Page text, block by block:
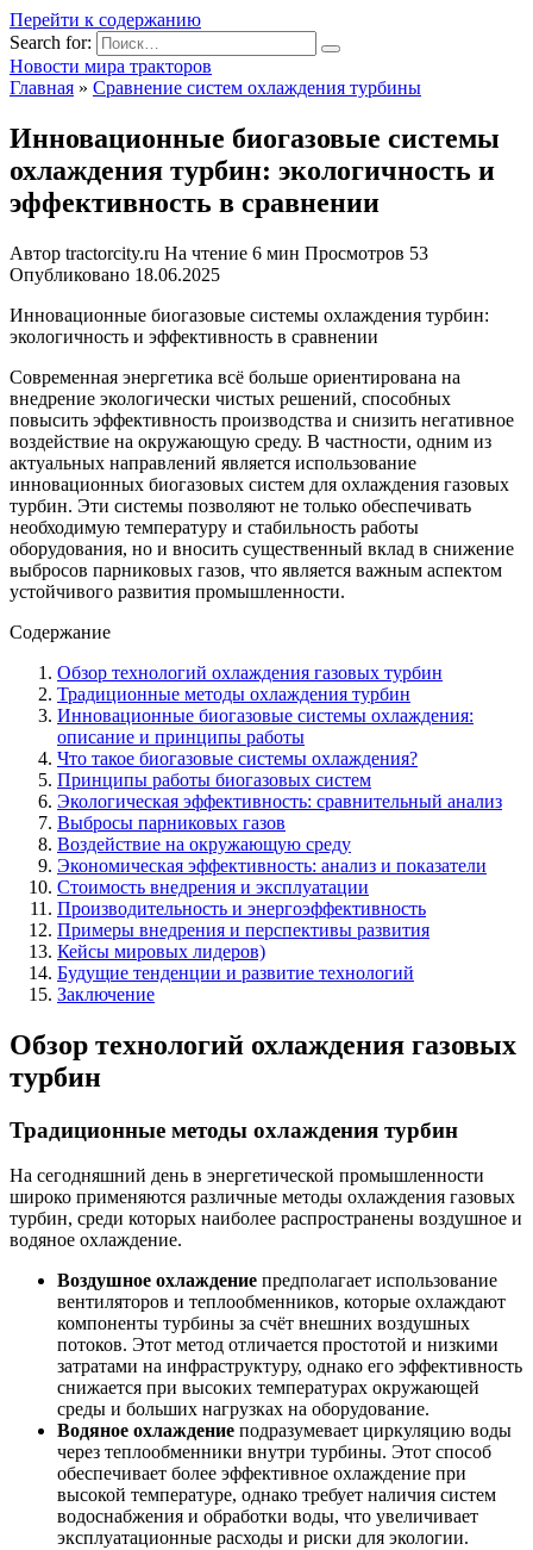
Перейти к содержанию
Search for:
Новости мира тракторов
Главная » Сравнение систем охлаждения турбины
Инновационные биогазовые системы
охлаждения турбин: экологичность и
эффективность в сравнении
Автор tractorcity.ru На чтение 6 мин Просмотров 53
Опубликовано 18.06.2025
Инновационные биогазовые системы охлаждения турбин:
экологичность и эффективность в сравнении
Современная энергетика всё больше ориентирована на
внедрение экологически чистых решений, способных
повысить эффективность производства и снизить негативное
воздействие на окружающую среду. В частности, одним из
актуальных направлений является использование
инновационных биогазовых систем для охлаждения газовых
турбин. Эти системы позволяют не только обеспечивать
необходимую температуру и стабильность работы
оборудования, но и вносить существенный вклад в снижение
выбросов парниковых газов, что является важным аспектом
устойчивого развития промышленности.
Содержание
Обзор технологий охлаждения газовых турбин
Традиционные методы охлаждения турбин
Инновационные биогазовые системы охлаждения:
описание и принципы работы
Что такое биогазовые системы охлаждения?
Принципы работы биогазовых систем
Экологическая эффективность: сравнительный анализ
Выбросы парниковых газов
Воздействие на окружающую среду
Экономическая эффективность: анализ и показатели
Стоимость внедрения и эксплуатации
Производительность и энергоэффективность
Примеры внедрения и перспективы развития
Кейсы мировых лидеров)
Будущие тенденции и развитие технологий
Заключение
Обзор технологий охлаждения газовых
турбин
Традиционные методы охлаждения турбин
На сегодняшний день в энергетической промышленности
широко применяются различные методы охлаждения газовых
турбин, среди которых наиболее распространены воздушное и
водяное охлаждение.
Воздушное охлаждение предполагает использование
вентиляторов и теплообменников, которые охлаждают
компоненты турбины за счёт внешних воздушных
потоков. Этот метод отличается простотой и низкими
затратами на инфраструктуру, однако его эффективность
снижается при высоких температурах окружающей
среды и больших нагрузках на оборудование.
Водяное охлаждение подразумевает циркуляцию воды
через теплообменники внутри турбины. Этот способ
обеспечивает более эффективное охлаждение при
высокой температуре, однако требует наличия систем
водоснабжения и обработки воды, что увеличивает
эксплуатационные расходы и риски для экологии.